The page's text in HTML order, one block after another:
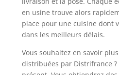
en usine trouve alors
place pour une cuisine dont
dans les meilleurs délais.
Vous souhaitez en savoir
distribuées par Distrifrance ?